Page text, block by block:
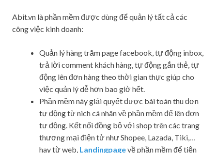
Abit.vn là phần mềm được dùng để quản lý tất cả các
công việc kinh doanh:
Quản lý hàng trăm page facebook, tự động inbox,
trả lời comment khách hàng, tự động gắn thẻ, tự
động lên đơn hàng theo thời gian thực giúp cho
việc quản lý dễ hơn bao giờ hết.
Phần mềm này giải quyết được bài toán thu đơn
tự động từ nich cá nhân về phần mềm để lên đơn
tự động. Kết nối đồng bộ với shop trên các trang
thương mại điện tử như Shopee, Lazada, Tiki,…
hay từ web, Landingpagevề phần mềm để tiện